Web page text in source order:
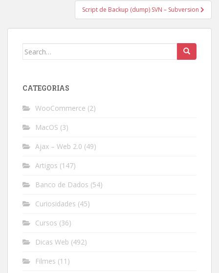
Script de Backup (dump) SVN – Subversion
Search
CATEGORIAS
WooCommerce (2)
MacOS (3)
Ajax – Web 2.0 (49)
Artigos (147)
Banco de Dados (54)
Curiosidades (45)
Cursos (36)
Dicas Web (492)
Filmes (11)